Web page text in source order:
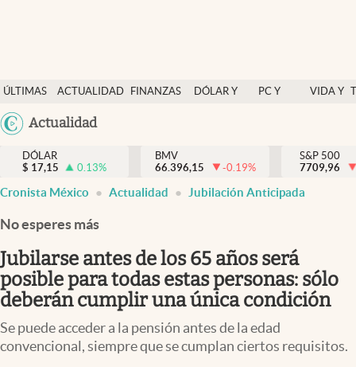
ÚLTIMAS
NOTICIAS
ACTUALIDAD
FINANZAS
DÓLAR Y
PC Y
VIDA Y
México
Actualidad
Actualidad
Finanzas y economía
Dólar y mercados
Pc y celular
Vida y estilo
Tv
DÓLAR
$ 17,15 0.13%
BMV
66.396,15
-0.19%
S&P 500
7709,96
Cronista México Actualidad Jubilación Anticipada
No esperes más
Jubilarse antes de los 65 años será
posible para todas estas personas: sólo
deberán cumplir una única condición
Se puede acceder a la pensión antes de la edad
convencional, siempre que se cumplan ciertos requisitos.